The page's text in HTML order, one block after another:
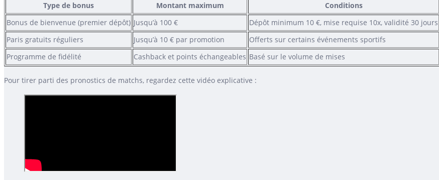
Type de bonus Montant maximum
Conditions
Bonus de bienvenue (premier dépôt) Jusqu’à 100 €
Dépôt minimum 10 €, mise requise 10x, validité 30 jours
Paris gratuits réguliers
Jusqu’à 10 € par promotion
Offerts sur certains événements sportifs
Programme de fidélité
Cashback et points échangeables Basé sur le volume de mises
Pour tirer parti des pronostics de matchs, regardez cette vidéo explicative :